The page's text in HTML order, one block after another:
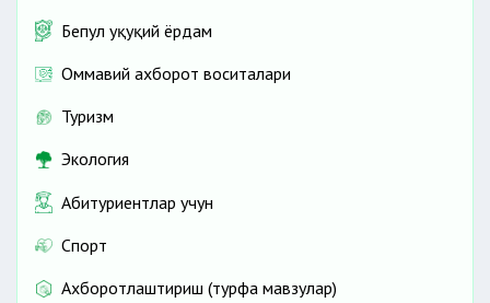
Бепул ҳуқуқий ёрдам
Оммавий ахборот воситалари
Туризм
Экология
Абитуриентлар учун
Спорт
Ахборотлаштириш (турфа мавзулар)